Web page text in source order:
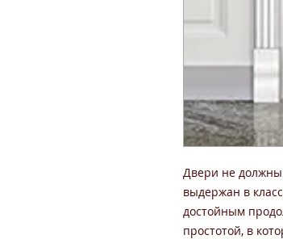
Двери не должны
выдержан в
достойным
простотой, в